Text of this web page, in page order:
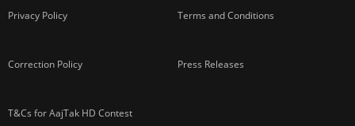
Privacy Policy Terms and Conditions
Correction Policy Press Releases
T&Cs for AajTak HD Contest